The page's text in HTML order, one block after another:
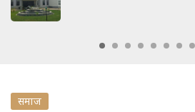
समाज